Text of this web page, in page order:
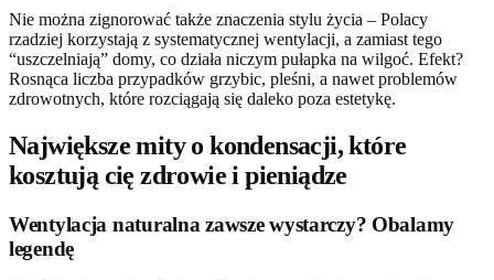
Nie można zignorować także znaczenia stylu życia – Polacy
rzadziej korzystają z systematycznej wentylacji, a zamiast tego
“uszczelniają” domy, co działa niczym pułapka na wilgoć. Efekt?
Rosnąca liczba przypadków grzybic, pleśni, a nawet problemów
zdrowotnych, które rozciągają się daleko poza estetykę.
Największe mity o kondensacji, które
kosztują cię zdrowie i pieniądze
Wentylacja naturalna zawsze wystarczy? Obalamy
legendę